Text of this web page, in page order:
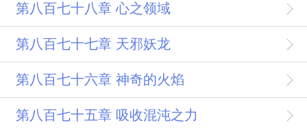
第八百七十八章 心之领域
第八百七十七章 天邪妖龙
第八百七十六章 神奇的火焰
第八百七十五章 吸收混沌之力